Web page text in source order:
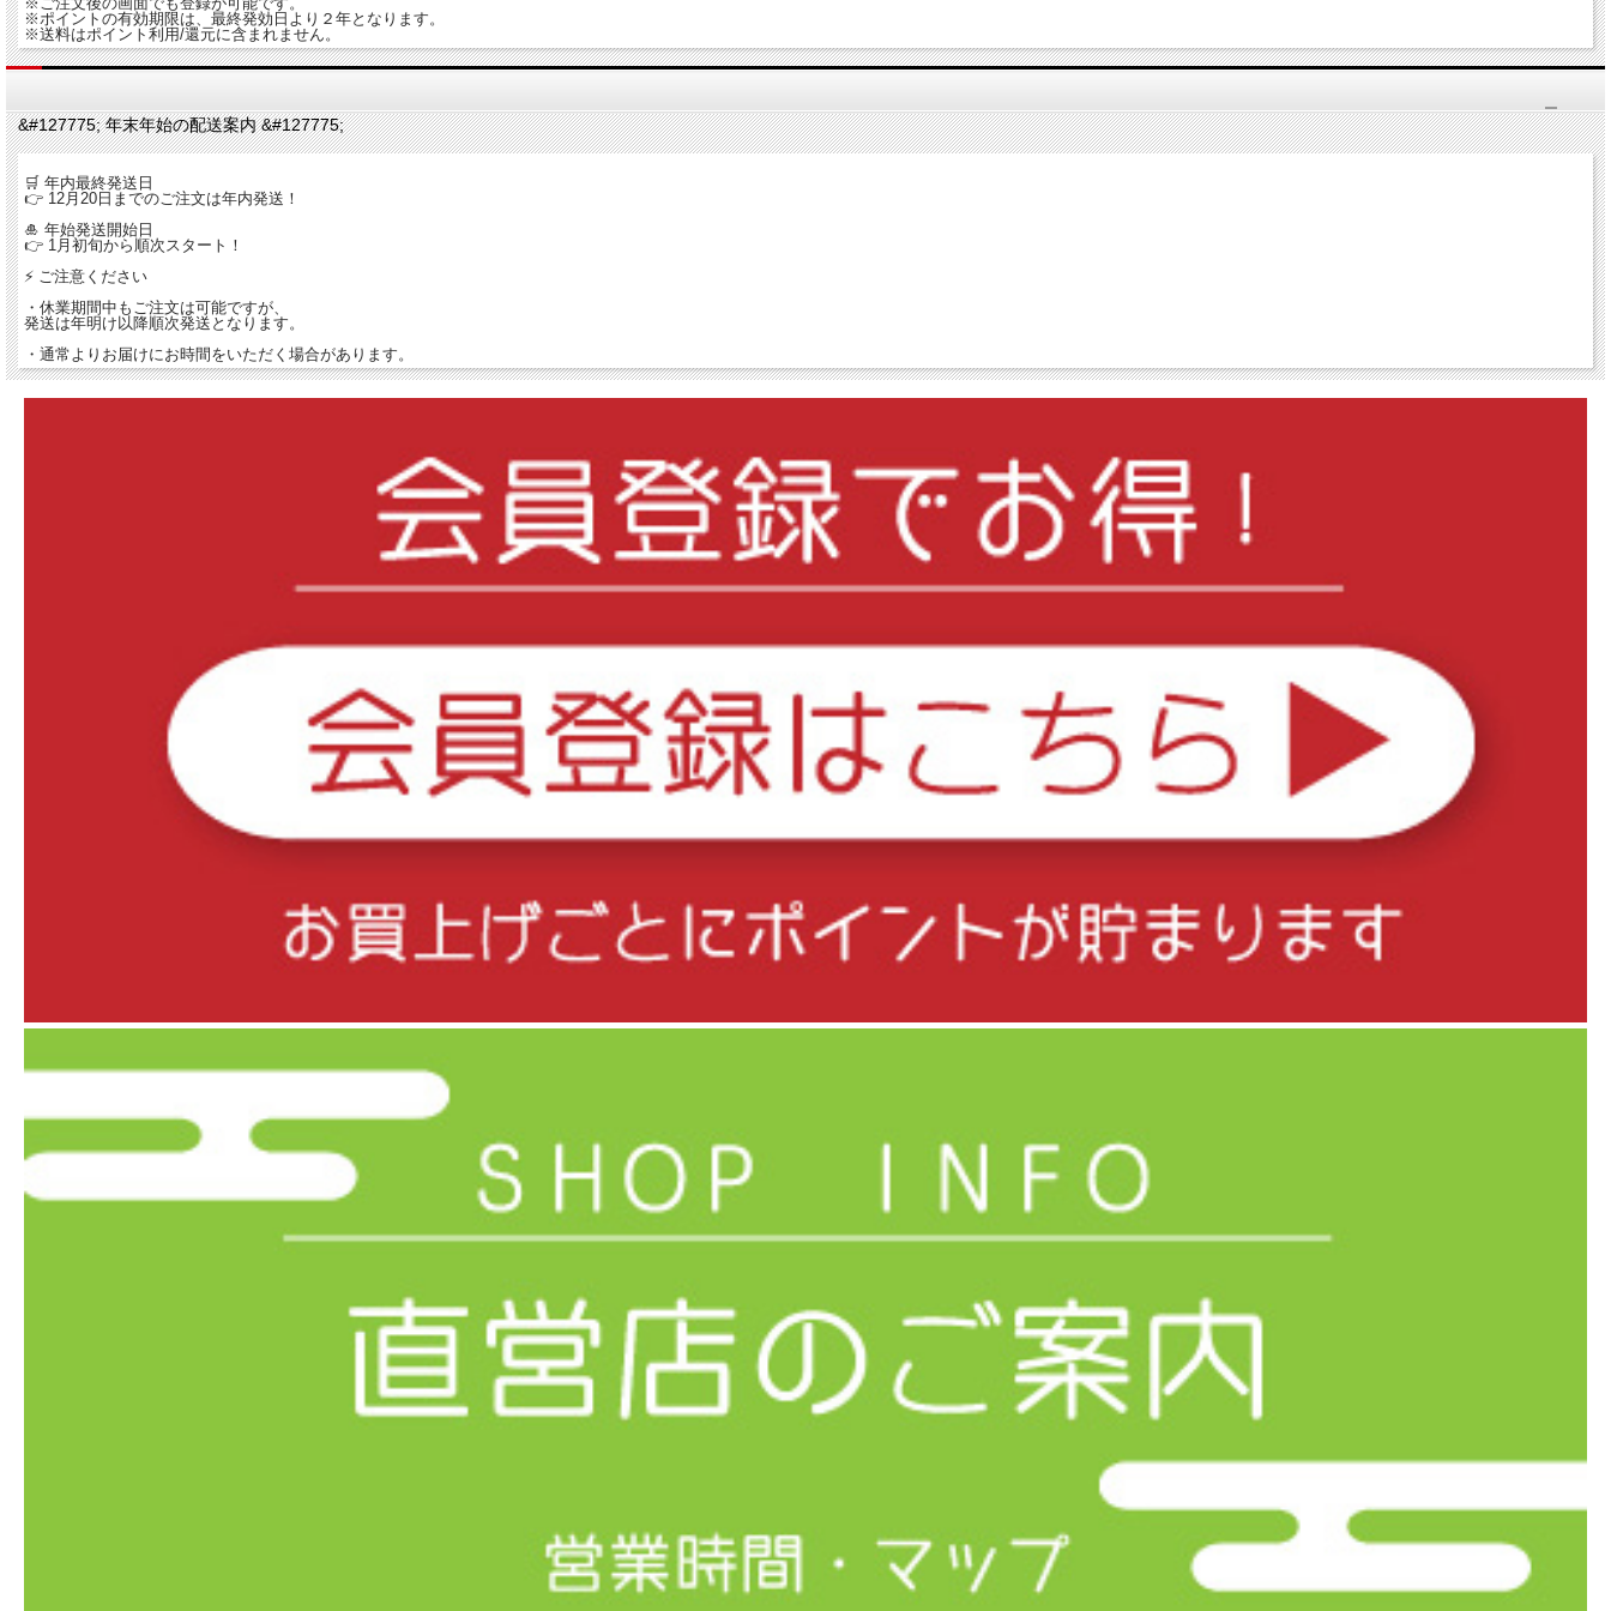
※ポイントの有効期限は、最終発効日より２年となります。
※送料はポイント利用/還元に含まれません。
&#127775; 年末年始の配送案内 &#127775;
🛒 年内最終発送日
👉 12月20日までのご注文は年内発送！
🎍 年始発送開始日
👉 1月初旬から順次スタート！
⚡ ご注意ください
・休業期間中もご注文は可能ですが、
発送は年明け以降順次発送となります。
・通常よりお届けにお時間をいただく場合があります。